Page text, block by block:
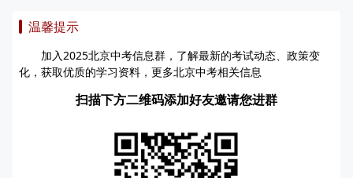
温馨提示
加入2025北京中考信息群，了解最新的考试动态、政策变
化，获取优质的学习资料，更多北京中考相关信息
扫描下方二维码添加好友邀请您进群